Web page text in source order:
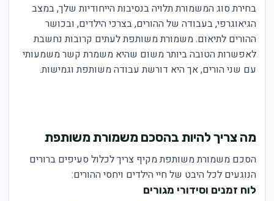
בחירת סוג המשמורת תלויה בנסיבות הייחודיות שלך, במצב
הגיאוגרפי, בעבודה של ההורים, בצרכי הילדים, ובכושר
ההורים לתיאום. משמורת משותפת לעתים קרובות נחשבת
לאפשרות הטובה ביותר משום שהיא משמרת קשר משמעותי
עם שני הורים, אך היא דורשת עבודה משותפת וגמישות.
מה צריך להיות בהסכם משמורת משותפת
הסכם משמורת משותפת מקיף צריך לכלול סעיפים ברורים
הנוגעים לכל היבט של חיי הילדים ויחסי ההורים:
לוח זמנים וסידורי מגורים